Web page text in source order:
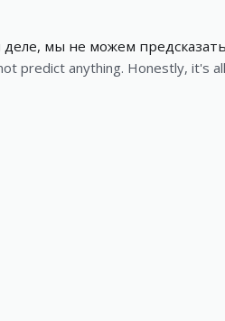
мы не можем
predict anything. Honestly, it's